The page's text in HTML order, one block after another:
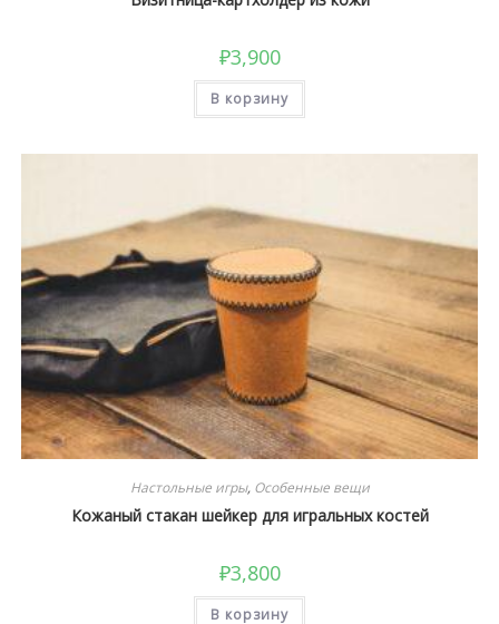
₽3,900
В корзину
Настольные игры, Особенные вещи
Кожаный стакан шейкер для игральных костей
₽3,800
В корзину